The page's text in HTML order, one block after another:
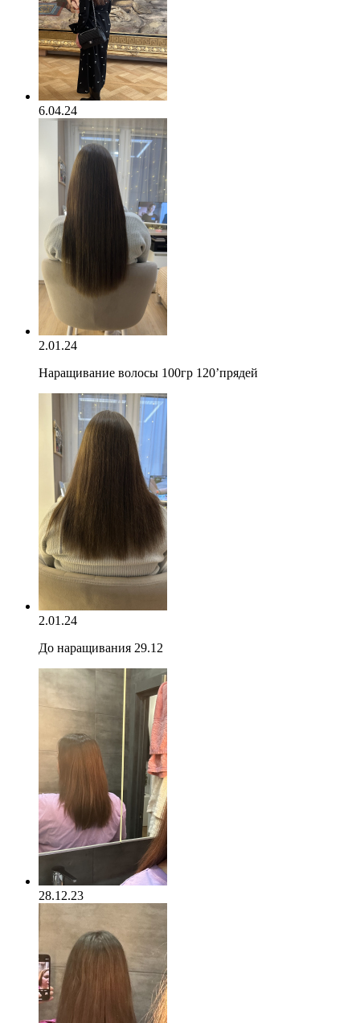
6.04.24
2.01.24
Наращивание волосы 100гр 120’прядей
2.01.24
До наращивания 29.12
28.12.23